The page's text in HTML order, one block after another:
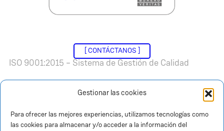
Gestionar las cookies
Para ofrecer las mejores experiencias, utilizamos tecnologías como
las cookies para almacenar y/o acceder a la información del
[ CONTÁCTANOS ]
ISO 9001:2015 – Sistema de Gestión de Calidad
© Atten2. All rights reserved, 2026.